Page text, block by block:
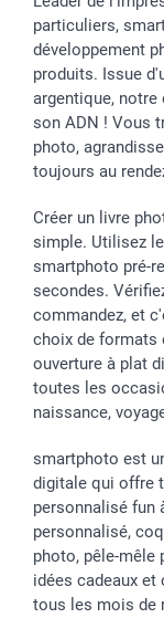
Dénicheur
Baptême
Toussaint
Rentrée des
Saint-Valentin
Vacances
Gestion des
Tarifs
Partenariats &
Investisseurs
Livraison
Modes de
Grandes quantités
Statut de ma
particuliers,
développement
produits. Issue
argentique,
son ADN ! Vous
photo,
toujours au
Créer un livre
simple. Utilisez
smartphoto pré-
secondes.
commandez, et
choix de formats
ouverture à plat
toutes les
naissance,
smartphoto est
digitale qui offre
personnalisé fun
personnalisé,
photo, pêle-mêle
idées cadeaux
tous les mois de